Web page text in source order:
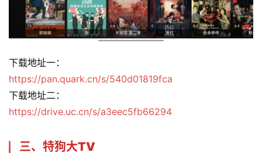
下载地址一：
https://pan.quark.cn/s/540d01819fca
下载地址二：
https://drive.uc.cn/s/a3eec5fb66294
三、特狗大TV